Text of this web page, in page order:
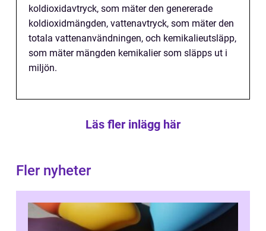
koldioxidavtryck, som mäter den genererade
koldioxidmängden, vattenavtryck, som mäter den
totala vattenanvändningen, och kemikalieutsläpp,
som mäter mängden kemikalier som släpps ut i
miljön.
Läs fler inlägg här
Fler nyheter